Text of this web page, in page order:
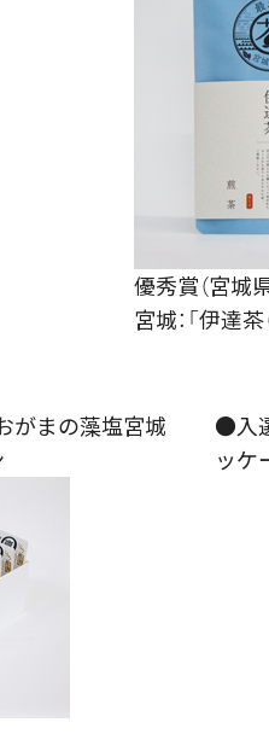
優秀賞（宮
宮城：「伊達
がまの藻塩宮城
●入
ッケ